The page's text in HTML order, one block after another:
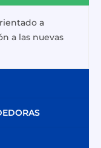
a
a las nuevas